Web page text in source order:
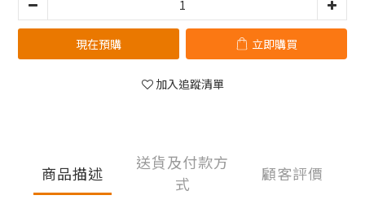
現在預購 立即購買
加入追蹤清單
商品描述
送貨及付款方
式
顧客評價